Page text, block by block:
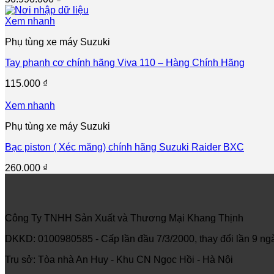
Xem nhanh
Phụ tùng xe máy Suzuki
Tay phanh cơ chính hãng Viva 110 – Hàng Chính Hãng
115.000 ₫
Xem nhanh
Phụ tùng xe máy Suzuki
Bạc piston ( Xéc măng) chính hãng Suzuki Raider BXC
260.000 ₫
Công Ty TNHH Sản Xuất và Thương Mại Khang Thịnh
DKKD: 0100980585 - Cấp lần đầu 7/3/2000, thay đổi lần 9
Trụ sở: Tòa nhà An Huy - Khu CN Ngọc Hồi - Hà Nội